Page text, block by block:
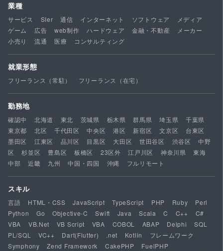
業種
サービス SIer 通信 インターネット ソフトウェア
メディア
ゲーム
広告 web制作 ハードウェア 金融・不動産
メーカー
小売り
流通 医療 コンサルティング
就業形態
フリーランス（常駐） フリーランス（在宅）
勤務地
確認中 北海道 東北 茨城県 栃木県 群馬県 埼玉県
千葉県
東京都
北区 千代田区 中央区 港区 新宿区 文京区
台東区
墨田区
江東区 品川区 目黒区 大田区 世田谷区 渋谷区
中野
区
杉並区 豊島区 板橋区 23区外 江戸川区 神奈川県
東海
中部
近畿 九州 中国・四国 沖縄 フルリモート
スキル
言語 HTML・CSS JavaScript TypeScript PHP Ruby
Perl
Python
Go Objective-C Swift Java Scala C C++
C#
VBA
VB.Net VB Script VBA COBOL ABAP Delphi
SQL
PL/SQL
VC++ Dart(Flutter) .net Kotlin
フレームワーク
Symphony
Zend Framework CakePHP
FuelPHP